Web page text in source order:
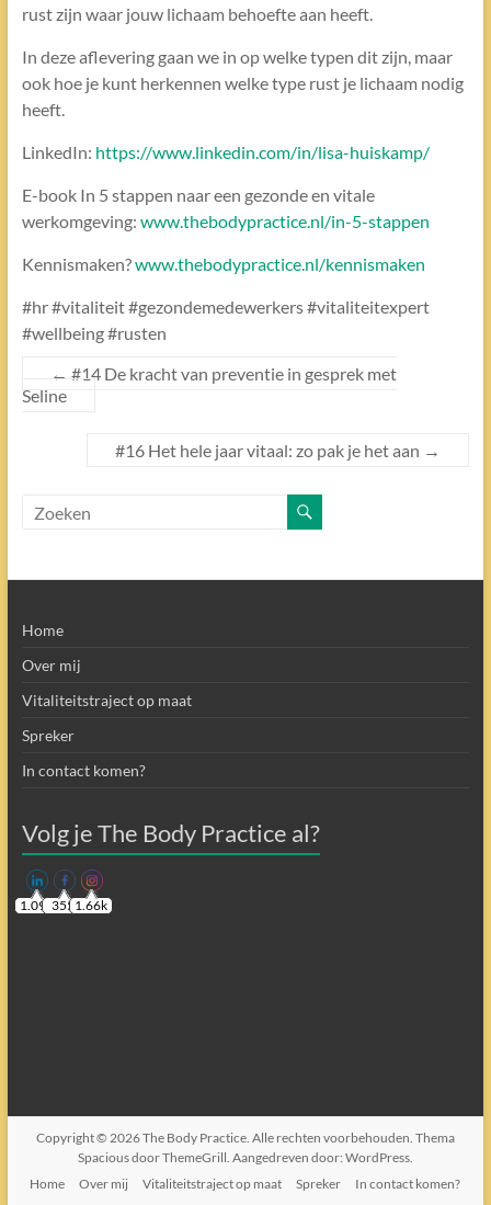
rust zijn waar jouw lichaam behoefte aan heeft.
In deze aflevering gaan we in op welke typen dit zijn, maar
ook hoe je kunt herkennen welke type rust je lichaam nodig
heeft.
LinkedIn: https://www.linkedin.com/in/lisa-huiskamp/
E-book In 5 stappen naar een gezonde en vitale
werkomgeving: www.thebodypractice.nl/in-5-stappen
Kennismaken?www.thebodypractice.nl/kennismaken
#hr #vitaliteit #gezondemedewerkers #vitaliteitexpert
#wellbeing #rusten
← #14 De kracht van preventie in gesprek met
Seline
#16 Het hele jaar vitaal: zo pak je het aan →
Home
Over mij
Vitaliteitstraject op maat
Spreker
In contact komen?
Volg je The Body Practice al?
1.09k355 1.66k
Copyright © 2026The Body Practice. Alle rechten voorbehouden. Thema
Spaciousdoor ThemeGrill. Aangedreven door: WordPress.
Home
Over mij Vitaliteitstraject op maat Spreker In contact komen?